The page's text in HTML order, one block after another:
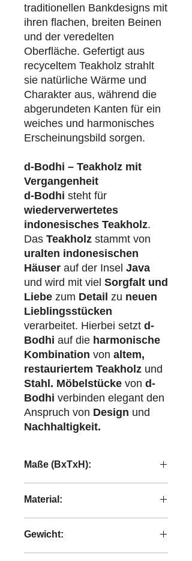
traditionellen Bankdesigns mit
ihren flachen, breiten Beinen
und der veredelten
Oberfläche. Gefertigt aus
recyceltem Teakholz strahlt
sie natürliche Wärme und
Charakter aus, während die
abgerundeten Kanten für ein
weiches und harmonisches
Erscheinungsbild sorgen.
d-Bodhi – Teakholz mit
Vergangenheit
d-Bodhi steht für
wiederverwertetes
indonesisches Teakholz.
Das Teakholz stammt von
uralten indonesischen
Häuser auf der Insel Java
und wird mit viel Sorgfalt und
Liebe zum Detail zu neuen
Lieblingsstücken
verarbeitet. Hierbei setzt d-
Bodhi auf die harmonische
Kombination von altem,
restauriertem Teakholz und
Stahl. Möbelstücke von d-
Bodhi verbinden elegant den
Anspruch von Design und
Nachhaltigkeit.
Maße (BxTxH):
Material:
Gewicht: